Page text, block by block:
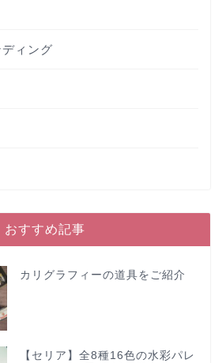
ィング
おすすめ記事
カリグラフィーの道具をご紹介
【セリア】全8種16色の水彩パレ